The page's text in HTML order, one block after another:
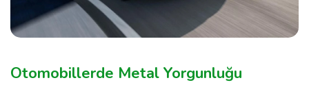
Otomobillerde Metal Yorgunluğu